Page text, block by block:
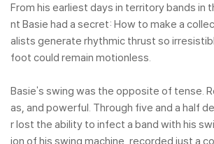
From his earliest days in territory bands in
nt Basie had a secret: How to make a
alists generate rhythmic thrust so
foot could remain motionless.
Basie's swing was the opposite of tense.
as, and powerful. Through five and a half
r lost the ability to infect a band with his
ion of his swing machine, recorded just a